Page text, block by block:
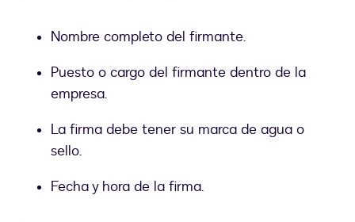
Nombre completo del firmante.
Puesto o cargo del firmante dentro de la
empresa.
La firma debe tener su marca de agua o
sello.
Fecha y hora de la firma.